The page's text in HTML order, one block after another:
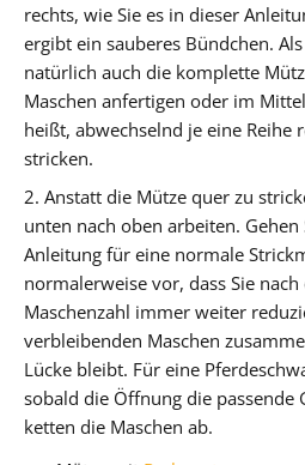
rechts, wie Sie es in dieser
ergibt ein sauberes Bündchen.
natürlich auch die komplette
Maschen anfertigen oder im
heißt, abwechselnd je eine Reihe
stricken.
2. Anstatt die Mütze quer zu
unten nach oben arbeiten. Gehen
Anleitung für eine normale
normalerweise vor, dass Sie
Maschenzahl immer weiter
verbleibenden Maschen
Lücke bleibt. Für eine
sobald die Öffnung die passende
ketten die Maschen ab.